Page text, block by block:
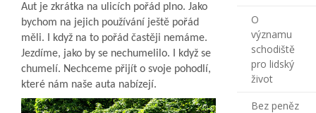
Aut je zkrátka na ulicích pořád plno. Jako
bychom na jejich používání ještě pořád
měli. I když na to pořád častěji nemáme.
Jezdíme, jako by se nechumelilo. I když se
chumelí. Nechceme přijít o svoje pohodlí,
které nám naše auta nabízejí.
O
významu
schodiště
pro lidský
život
Bez peněz